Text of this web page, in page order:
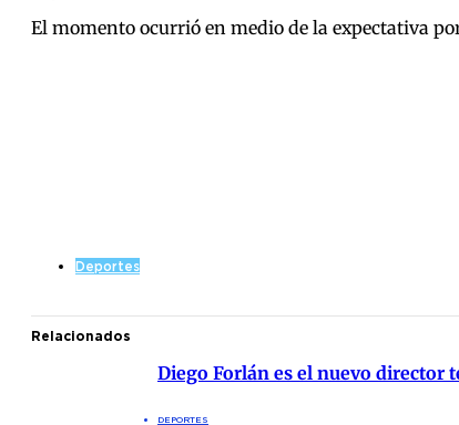
El momento ocurrió en medio de la expectativa
Deportes
Relacionados
Diego Forlán es el nuevo director
DEPORTES